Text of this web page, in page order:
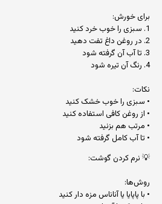
برای خورش:
1. سبزی را خوب خرد کنید
2. در روغن داغ تفت دهید
3. تا آب آن گرفته شود
4. رنگ آن تیره شود
نکات:
• سبزی را خوب خشک کنید
• از روغن کافی استفاده کنید
• مرتب هم بزنید
• تا آب کامل گرفته شود
💡 نرم کردن گوشت:
روش‌ها:
• با پاپایا یا آناناس مزه دار کنید